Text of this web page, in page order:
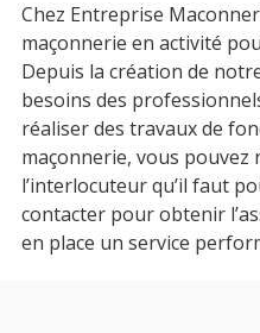
Chez Entreprise
maçonnerie en activité
Depuis la création de
besoins des
réaliser des travaux de
maçonnerie, vous
l’interlocuteur qu’il faut
contacter pour obtenir
en place un service